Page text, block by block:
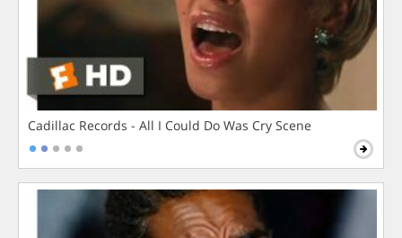
Cadillac Records - All I Could Do Was Cry Scene